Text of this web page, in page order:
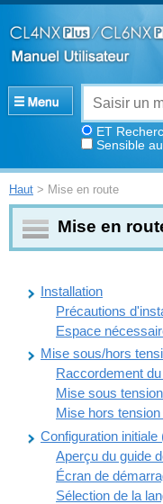
ET
Sensible
Haut > Mise en route
Mise en
Installation
Précautions
Espace
Mise sous/hors
Raccordement
Mise sous
Mise hors
Configuration
Aperçu du guide
Écran de
Sélection de la